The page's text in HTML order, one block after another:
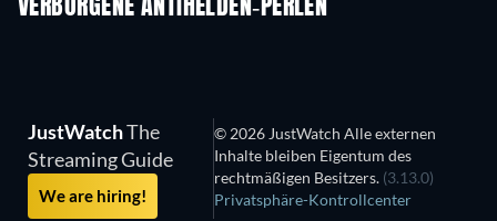
VERBORGENE ANTIHELDEN-PERLEN
JustWatchThe
Streaming Guide
We are hiring!
© 2026 JustWatch Alle externen
Inhalte bleiben Eigentum des
rechtmäßigen Besitzers. (3.13.0)
Privatsphäre-Kontrollcenter